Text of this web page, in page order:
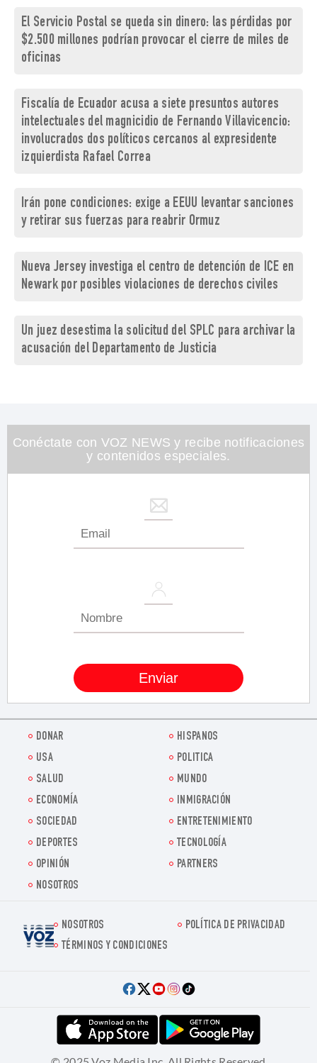
El Servicio Postal se queda sin dinero: las pérdidas por
$2.500 millones podrían provocar el cierre de miles de
oficinas
Fiscalía de Ecuador acusa a siete presuntos autores
intelectuales del magnicidio de Fernando Villavicencio:
involucrados dos políticos cercanos al expresidente
izquierdista Rafael Correa
Irán pone condiciones: exige a EEUU levantar sanciones
y retirar sus fuerzas para reabrir Ormuz
Nueva Jersey investiga el centro de detención de ICE en
Newark por posibles violaciones de derechos civiles
Un juez desestima la solicitud del SPLC para archivar la
acusación del Departamento de Justicia
Conéctate con VOZ NEWS y recibe notificaciones
y contenidos especiales.
DONAR
HISPANOS
USA
POLITICA
SALUD
MUNDO
ECONOMÍA
INMIGRACIÓN
SOCIEDAD
ENTRETENIMIENTO
DEPORTES
TECNOLOGÍA
OPINIÓN
PARTNERS
NOSOTROS
Voz.us
NOSOTROS
POLÍTICA DE PRIVACIDAD
TÉRMINOS Y CONDICIONES